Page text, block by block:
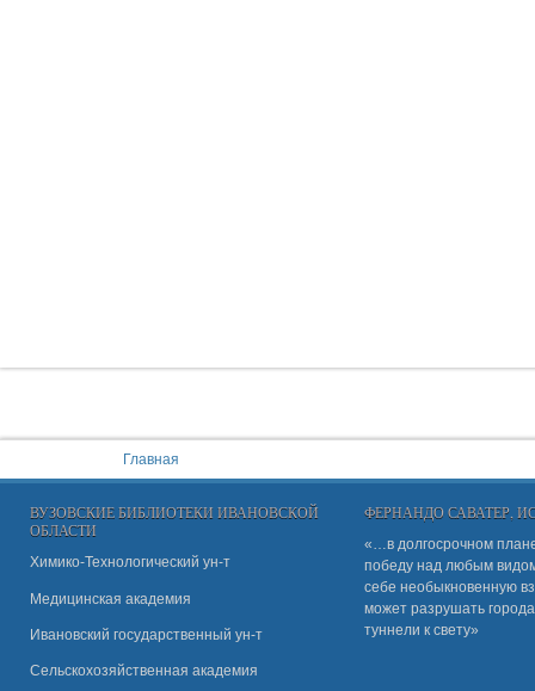
Главная
ВУЗОВСКИЕ БИБЛИОТЕКИ ИВАНОВСКОЙ
ОБЛАСТИ
Химико-Технологический ун-т
Медицинская академия
Ивановский государственный ун-т
Сельскохозяйственная академия
ФЕРНАНДО САВАТЕР,
«…в долгосрочном
победу над любым
себе необыкновенную
может разрушать
туннели к свету»